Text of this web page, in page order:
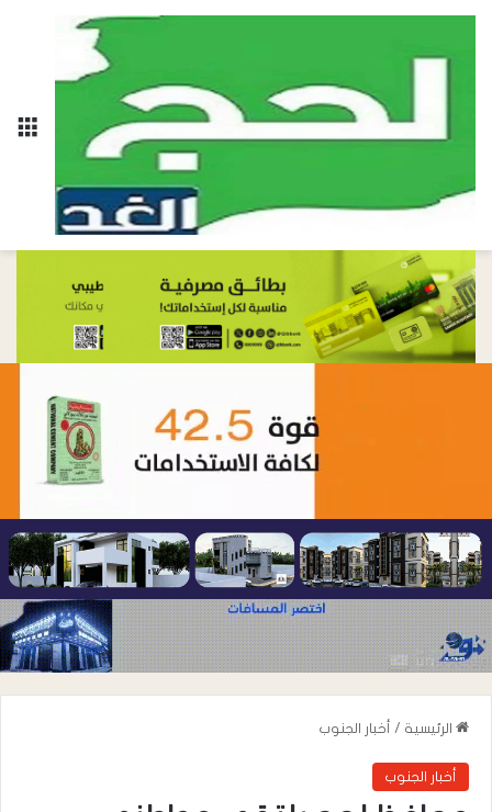
الرئيسية / أخبار الجنوب
أخبار الجنوب